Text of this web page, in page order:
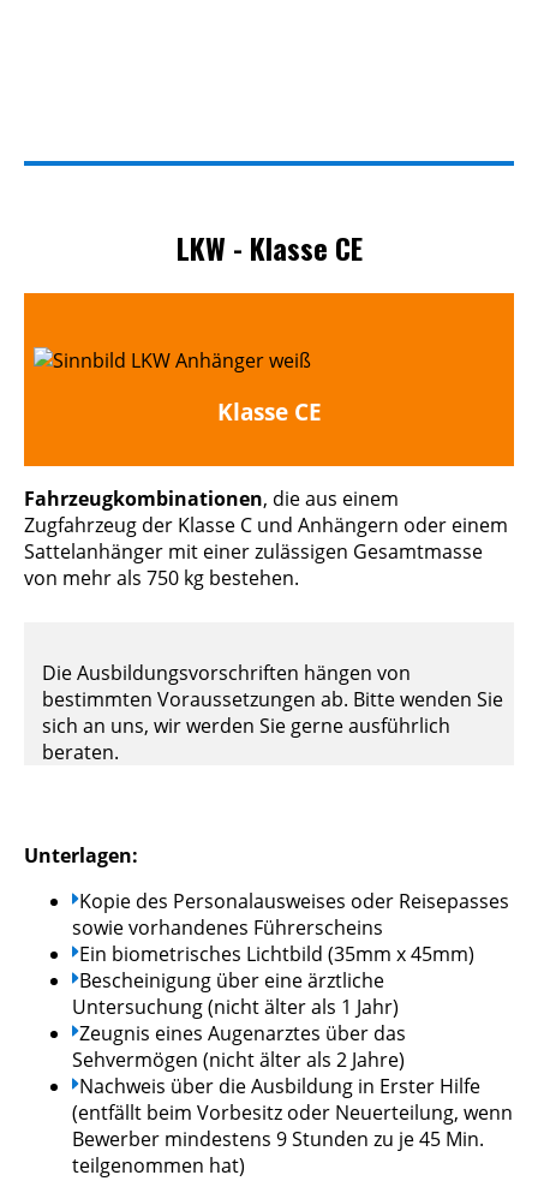
LKW - Klasse CE
Klasse CE
Fahrzeugkombinationen, die aus einem
Zugfahrzeug der Klasse C und Anhängern oder einem
Sattelanhänger mit einer zulässigen Gesamtmasse
von mehr als 750 kg bestehen.
Die Ausbildungsvorschriften hängen von
bestimmten Voraussetzungen ab. Bitte wenden Sie
sich an uns, wir werden Sie gerne ausführlich
beraten.
Unterlagen:
Kopie des Personalausweises oder Reisepasses
sowie vorhandenes Führerscheins
Ein biometrisches Lichtbild (35mm x 45mm)
Bescheinigung über eine ärztliche
Untersuchung (nicht älter als 1 Jahr)
Zeugnis eines Augenarztes über das
Sehvermögen (nicht älter als 2 Jahre)
Nachweis über die Ausbildung in Erster Hilfe
(entfällt beim Vorbesitz oder Neuerteilung, wenn
Bewerber mindestens 9 Stunden zu je 45 Min.
teilgenommen hat)